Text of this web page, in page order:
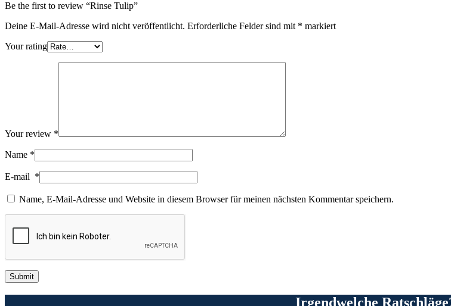
Be the first to review “Rinse Tulip”
Deine E-Mail-Adresse wird nicht veröffentlicht. Erforderliche Felder sind mit * markiert
Your rating
Your review *
Name *
E-mail *
Name, E-Mail-Adresse und Website in diesem Browser für meinen nächsten Kommentar speichern.
Irgendwelche